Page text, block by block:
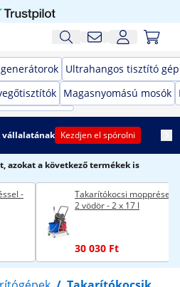
Ultrahangos tisztító
Magasnyomású mosók
vállalatának Kezdjen el spórolni
azokat a következő termékek is
-
Takarítókocsi
2 vödör - 2 x 17 l
30 030 Ft